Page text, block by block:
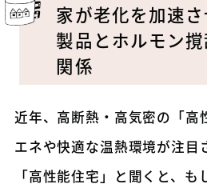
家が老化を加速
製品とホルモン
関係
近年、高断熱・高気密の「高
エネや快適な温熱環境が注目
「高性能住宅」と聞くと、